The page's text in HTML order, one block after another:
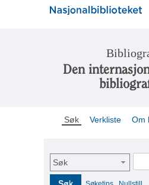
Den
Søk Verkliste Om
Søk